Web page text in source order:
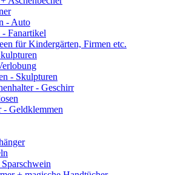
- Auto
Fanartikel
für Kindergärten, Firmen etc.
- Skulpturen
- Geschirr
- Geldklemmen